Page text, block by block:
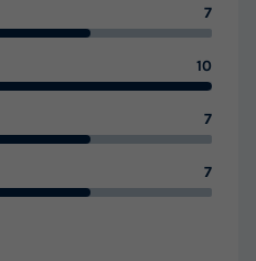
7
10
7
7